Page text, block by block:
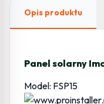
Opis produktu
Panel solarny
Model: FSP15